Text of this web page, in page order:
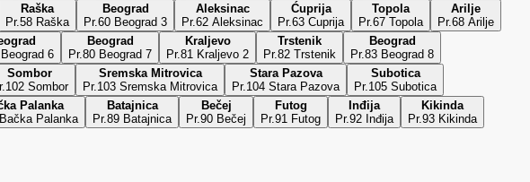
Raška
Pr.58 Raška
Beograd
Pr.60 Beograd 3
Aleksinac
Pr.62 Aleksinac
Ćuprija
Pr.63 Cuprija
Topola
Pr.67 Topola
Arilje
Pr.68 Arilje
6
Beograd
Pr.80 Beograd 7
Kraljevo
Pr.81 Kraljevo 2
Trstenik
Pr.82 Trstenik
Beograd
Pr.83 Beograd 8
Sombor
Sombor
Sremska Mitrovica
Pr.103 Sremska Mitrovica
Stara Pazova
Pr.104 Stara Pazova
Subotica
Pr.105 Subotica
Palanka
Palanka
Batajnica
Pr.89 Batajnica
Bečej
Pr.90 Bečej
Futog
Pr.91 Futog
Inđija
Pr.92 Inđija
Kikinda
Pr.93 Kikinda